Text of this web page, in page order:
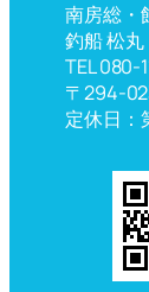
南房総
釣船 松丸
TEL 080-
〒294-
定休日：